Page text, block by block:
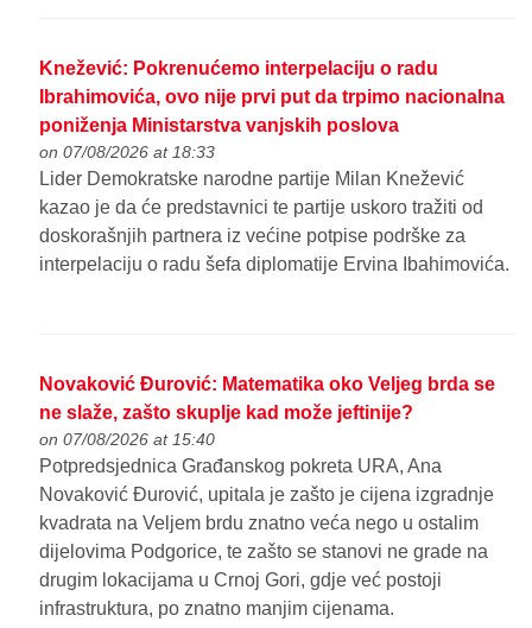
Knežević: Pokrenućemo interpelaciju o radu
Ibrahimovića, ovo nije prvi put da trpimo nacionalna
poniženja Ministarstva vanjskih poslova
on 07/08/2026 at 18:33
Lider Demokratske narodne partije Milan Knežević
kazao je da će predstavnici te partije uskoro tražiti od
doskorašnjih partnera iz većine potpise podrške za
interpelaciju o radu šefa diplomatije Ervina Ibahimovića.
Novaković Đurović: Matematika oko Veljeg brda se
ne slaže, zašto skuplje kad može jeftinije?
on 07/08/2026 at 15:40
Potpredsjednica Građanskog pokreta URA, Ana
Novaković Đurović, upitala je zašto je cijena izgradnje
kvadrata na Veljem brdu znatno veća nego u ostalim
dijelovima Podgorice, te zašto se stanovi ne grade na
drugim lokacijama u Crnoj Gori, gdje već postoji
infrastruktura, po znatno manjim cijenama.